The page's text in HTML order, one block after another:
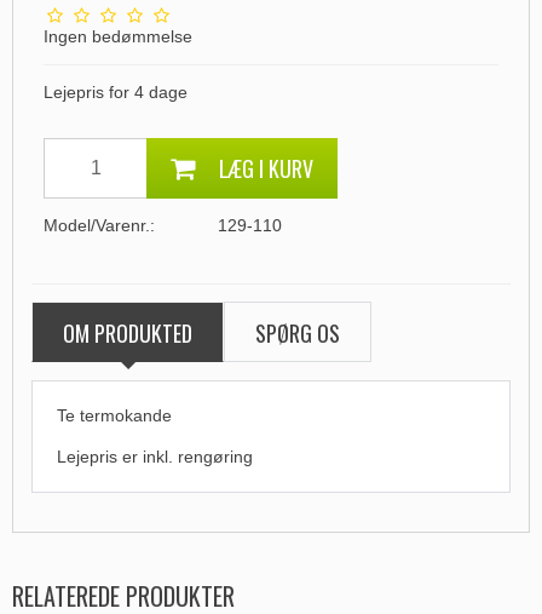
Ingen bedømmelse
Lejepris for 4 dage
LÆG I KURV
Model/Varenr.: 129-110
OM PRODUKTED SPØRG OS
Te termokande
Lejepris er inkl. rengøring
RELATEREDE PRODUKTER